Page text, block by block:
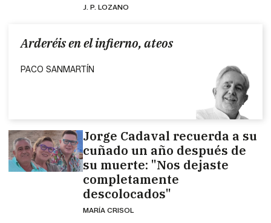
J. P. LOZANO
Arderéis en el infierno, ateos
PACO SANMARTÍN
Jorge Cadaval recuerda a su
cuñado un año después de
su muerte: "Nos dejaste
completamente
descolocados"
MARÍA CRISOL